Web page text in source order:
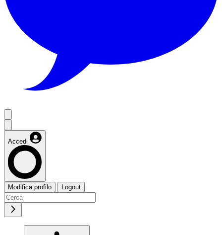
Accedi
Modifica profilo Logout